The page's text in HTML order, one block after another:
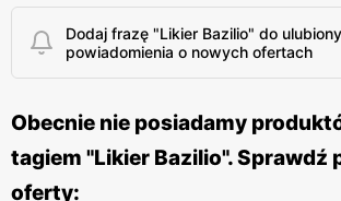
Dodaj frazę "Likier Bazilio" do
powiadomienia o nowych ofertach
Obecnie nie posiadamy
tagiem "Likier Bazilio". Sprawdź
oferty: